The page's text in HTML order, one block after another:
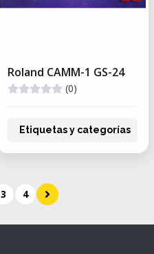
Roland CAMM-1 GS-24
(0)
Etiquetas y categorías
3 4